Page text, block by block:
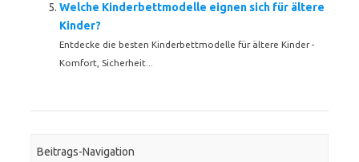
Welche Kinderbettmodelle eignen sich für ältere
Kinder?
Entdecke die besten Kinderbettmodelle für ältere Kinder -
Komfort, Sicherheit...
Beitrags-Navigation